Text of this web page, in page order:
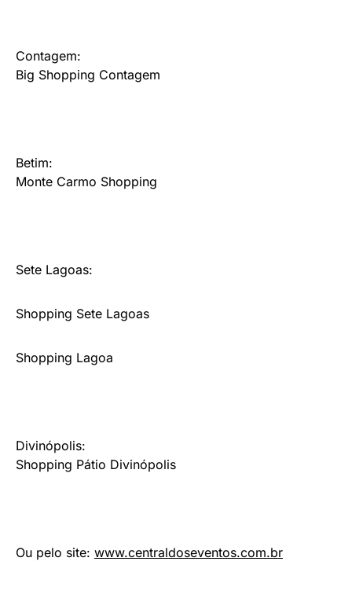
Contagem:
Big Shopping Contagem
Betim:
Monte Carmo Shopping
Sete Lagoas:
Shopping Sete Lagoas
Shopping Lagoa
Divinópolis:
Shopping Pátio Divinópolis
Ou pelo site: www.centraldoseventos.com.br